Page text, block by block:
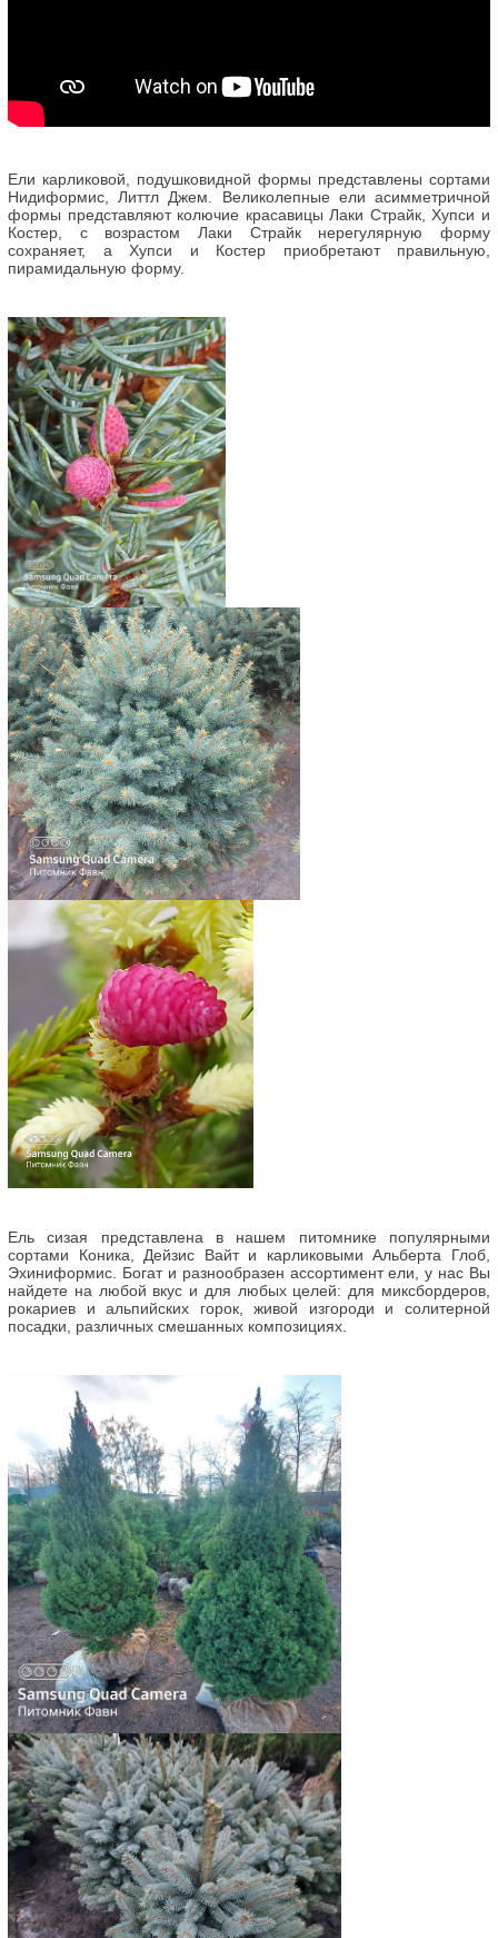
Ели карликовой, подушковидной формы представлены сортами
Нидиформис, Литтл Джем. Великолепные ели асимметричной
формы представляют колючие красавицы Лаки Страйк, Хупси и
Костер, с возрастом Лаки Страйк нерегулярную форму
сохраняет, а Хупси и Костер приобретают правильную,
пирамидальную форму.
Ель сизая представлена в нашем питомнике популярными
сортами Коника, Дейзис Вайт и карликовыми Альберта Глоб,
Эхиниформис. Богат и разнообразен ассортимент ели, у нас Вы
найдете на любой вкус и для любых целей: для миксбордеров,
рокариев и альпийских горок, живой изгороди и солитерной
посадки, различных смешанных композициях.